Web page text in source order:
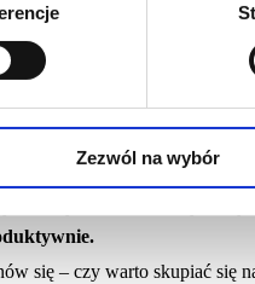
Zezwól na wybór
z firmy, skup się na
Być może potrafisz
może potrafisz słuchać, jesteś
potrafisz sprawić, że przy
się otwierają lub wyciszają.
się – czy warto skupiać się